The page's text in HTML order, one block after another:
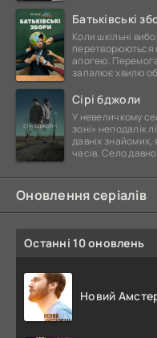
Батьківські
Коли шкільні
перетворюються
апогею.
запалює хвилю
Сірі бджоли
У невеличкому
зоні» неподалік
давніх знайомих,
часів. Село давно
Оновлення серіалів
Останні 10 оновлень
Новий